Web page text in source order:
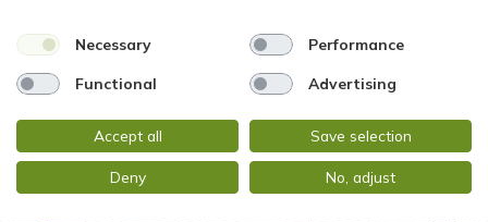
WOHNFLÄCHE
Necessary Performance
Functional Advertising
Accept all Save selection
Deny No, adjust